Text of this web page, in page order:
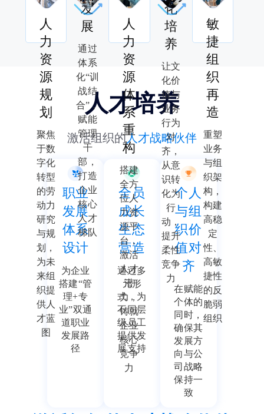
人
力
资
源
规
划
聚焦
于数
字化
转型
的劳
动力
研究
与规
划，
为未
来组
织提
供人
才蓝
图
发
展
通过
体系
化“训
战结
合”，
赋能
管理
干
部，
打造
企业
核心
人才
梯队
人
力
资
源
体
系
重
构
搭建
全方
位人
力资
源平
台，
激活
人才
潜
力，
铸就
企业
核心
竞争
力
化
培
养
让文
化价
值与
业务
行为
对
齐，
从意
识转
化为
行
动，
提升
柔性
竞争
力
敏
捷
组
织
再
造
重塑
业务
与组
织架
构，
构建
高稳
定
性、
高敏
捷性
的反
脆弱
组织
人才培养
激活组织的人才战略伙伴
职业
发展
体系
设计
为企业
搭建“管
理+专
业”双通
道职业
发展路
径
全员
成长
生态
营造
通过多
元形
式，为
不同层
级员工
提供发
展支持
个人
与组
织价
值对
齐
在赋能
个体的
同时，
确保其
发展方
向与公
司战略
保持一
致